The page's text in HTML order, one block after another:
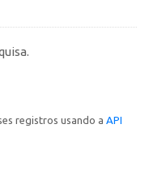
registros usando a API